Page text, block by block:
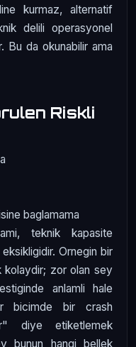
kurmaz, alternatif
delili operasyonel
Bu da okunabilir ama
Riskli
baglamama
teknik kapasite
Ornegin bir
kolaydir; zor olan sey
anlamli hale
bicimde bir crash
diye etiketlemek
bunun hangi bellek